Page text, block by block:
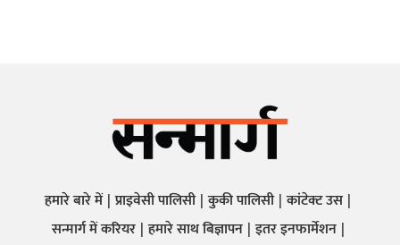
हमारे बारे में प्राइवेसी पालिसी कुकी पालिसी कांटेक्ट उस
सन्मार्ग में करियर हमारे साथ बिज्ञापन इतर इनफार्मेशन